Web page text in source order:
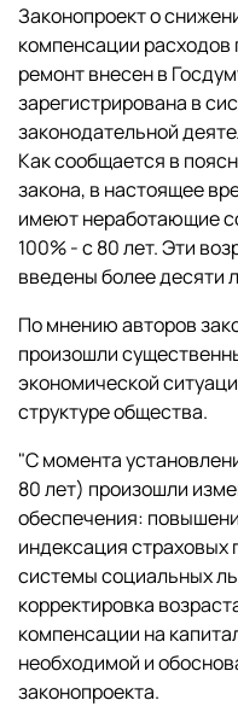
Законопроект о
компенсации расходов
ремонт внесен в
зарегистрирована в
законодательной
Как сообщается в
закона, в настоящее
имеют неработающие
100% - с 80 лет. Эти
введены более десяти
По мнению авторов
произошли
экономической
структуре общества.
"С момента
80 лет) произошли
обеспечения:
индексация
системы социальных
корректировка
компенсации на
необходимой и
законопроекта.